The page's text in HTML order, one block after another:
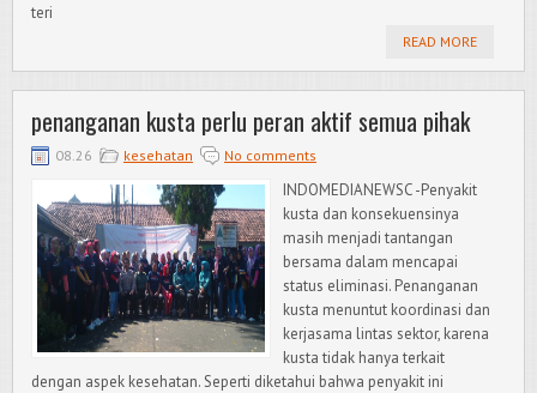
teri
READ MORE
penanganan kusta perlu peran aktif semua pihak
08.26 kesehatan No comments
INDOMEDIANEWSC -Penyakit
kusta dan konsekuensinya
masih menjadi tantangan
bersama dalam mencapai
status eliminasi. Penanganan
kusta menuntut koordinasi dan
kerjasama lintas sektor, karena
kusta tidak hanya terkait
dengan aspek kesehatan. Seperti diketahui bahwa penyakit ini